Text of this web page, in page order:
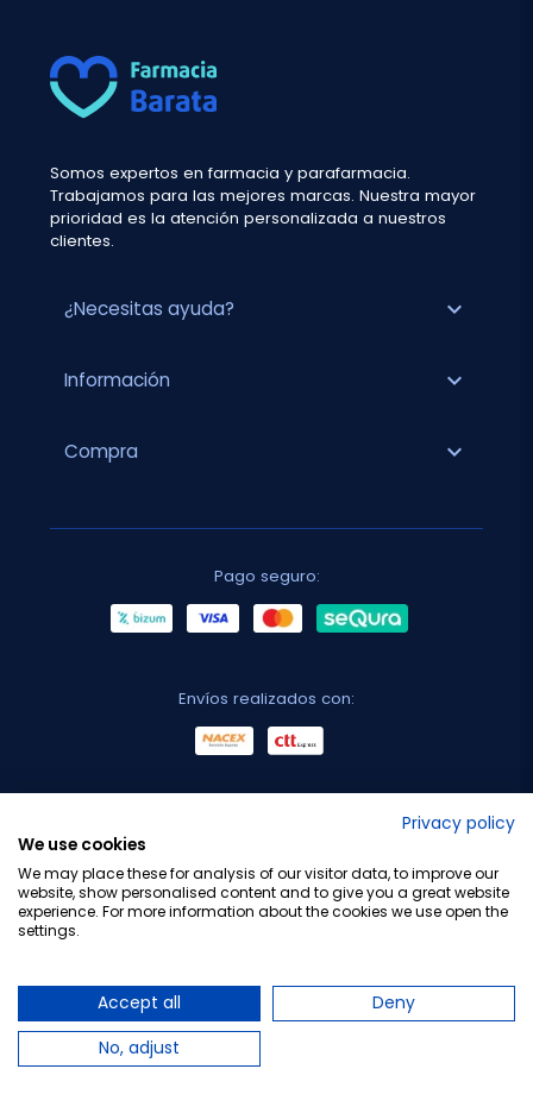
Somos expertos en farmacia y parafarmacia.
Trabajamos para las mejores marcas. Nuestra mayor
prioridad es la atención personalizada a nuestros
clientes.
¿Necesitas ayuda? expand_more
Información expand_more
Compra expand_more
Pago seguro:
Envíos realizados con:
Privacy policy
We use cookies
We may place these for analysis of our visitor data, to improve our
website, show personalised content and to give you a great website
experience. For more information about the cookies we use open the
settings.
Accept all
Deny
No, adjust